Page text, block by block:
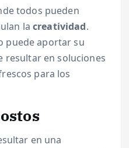
todos pueden
lacreatividad.
puede aportar su
resultar en soluciones
para los
en una